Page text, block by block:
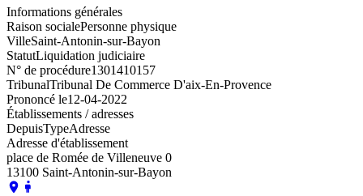
Informations générales
Raison socialePersonne physique
VilleSaint-Antonin-sur-Bayon
StatutLiquidation judiciaire
N° de procédure1301410157
TribunalTribunal De Commerce D'aix-En-Provence
Prononcé le12-04-2022
Établissements / adresses
DepuisTypeAdresse
Adresse d'établissement
place de Romée de Villeneuve 0
13100 Saint-Antonin-sur-Bayon